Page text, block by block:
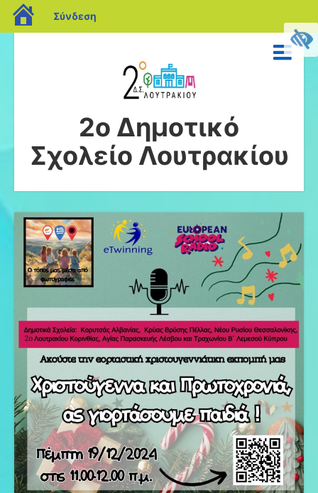
2ο Δημοτικό
Σχολείο Λουτρακίου
blogs.sch.gr
Σύνδεση